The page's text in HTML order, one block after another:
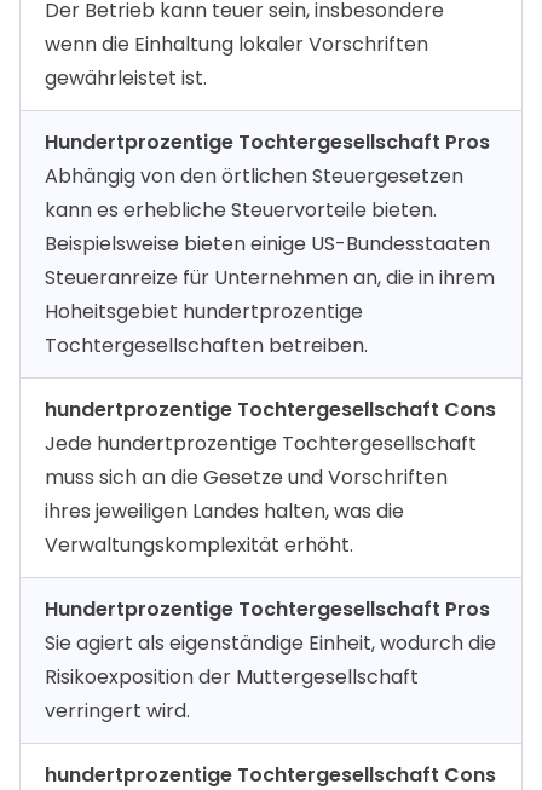
Der Betrieb kann teuer sein, insbesondere
wenn die Einhaltung lokaler Vorschriften
gewährleistet ist.
Hundertprozentige Tochtergesellschaft Pros
Abhängig von den örtlichen Steuergesetzen
kann es erhebliche Steuervorteile bieten.
Beispielsweise bieten einige US-Bundesstaaten
Steueranreize für Unternehmen an, die in ihrem
Hoheitsgebiet hundertprozentige
Tochtergesellschaften betreiben.
hundertprozentige Tochtergesellschaft Cons
Jede hundertprozentige Tochtergesellschaft
muss sich an die Gesetze und Vorschriften
ihres jeweiligen Landes halten, was die
Verwaltungskomplexität erhöht.
Hundertprozentige Tochtergesellschaft Pros
Sie agiert als eigenständige Einheit, wodurch die
Risikoexposition der Muttergesellschaft
verringert wird.
hundertprozentige Tochtergesellschaft Cons